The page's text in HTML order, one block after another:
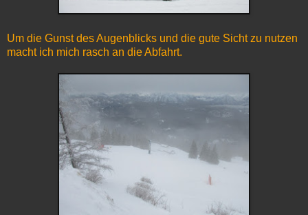
Um die Gunst des Augenblicks und die gute Sicht zu nutzen
macht ich mich rasch an die Abfahrt.